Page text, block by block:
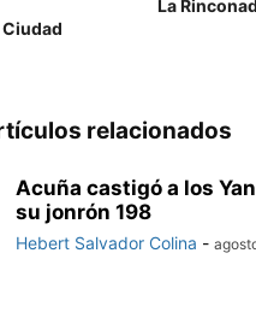
La
relacionados
Acuña castigó a los
su jonrón 198
Hebert Salvador Colina -